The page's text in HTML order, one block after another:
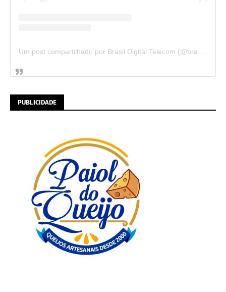
Um post compartilhado por Brasil Digital Telecom (@brasildigitaltelecom)
PUBLICIDADE